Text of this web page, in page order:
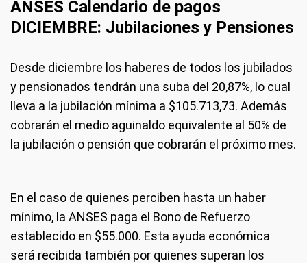
ANSES Calendario de pagos
DICIEMBRE: Jubilaciones y Pensiones
Desde diciembre los haberes de todos los jubilados
y pensionados tendrán una suba del 20,87%, lo cual
lleva a la jubilación mínima a $105.713,73. Además
cobrarán el medio aguinaldo equivalente al 50% de
la jubilación o pensión que cobrarán el próximo mes.
En el caso de quienes perciben hasta un haber
mínimo, la ANSES paga el Bono de Refuerzo
establecido en $55.000. Esta ayuda económica
será recibida también por quienes superan los